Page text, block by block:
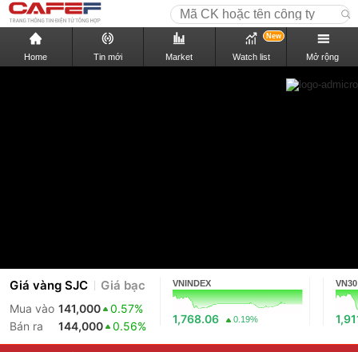
Home Tin mới Market Watch list
New
Mở rộng
Giá vàng SJC Giá bạc
Mua vào 141,000
0.57%
Bán ra
144,000 0.56%
VNINDEX
1,768.06 0.19%
VN30